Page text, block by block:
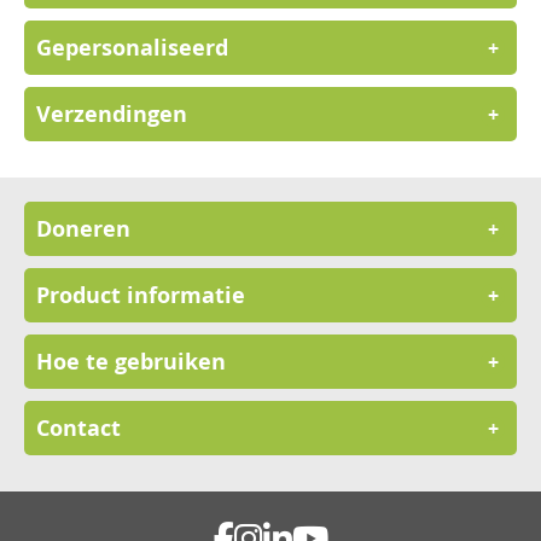
Gepersonaliseerd +
Verzendingen +
Doneren +
Product informatie +
Hoe te gebruiken +
Contact +